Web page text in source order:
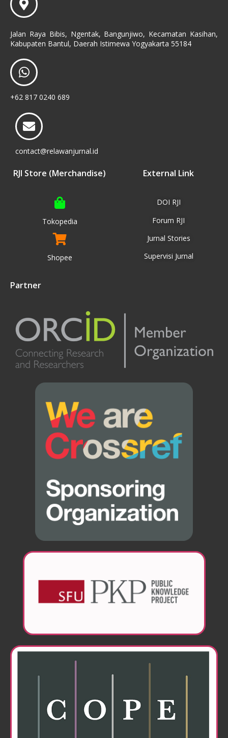
Jalan Raya Bibis, Ngentak, Bangunjiwo, Kecamatan Kasihan,
Kabupaten Bantul, Daerah Istimewa Yogyakarta 55184
+62 817 0240 689
contact@relawanjurnal.id
RJI Store (Merchandise)
Tokopedia
Shopee
External Link
DOI RJI
Forum RJI
Jurnal Stories
Supervisi Jurnal
Partner